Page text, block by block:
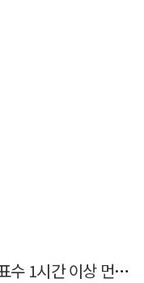
"대선·총선·지선 투표구 117곳 투표수 1시간 이상 먼저 입력"